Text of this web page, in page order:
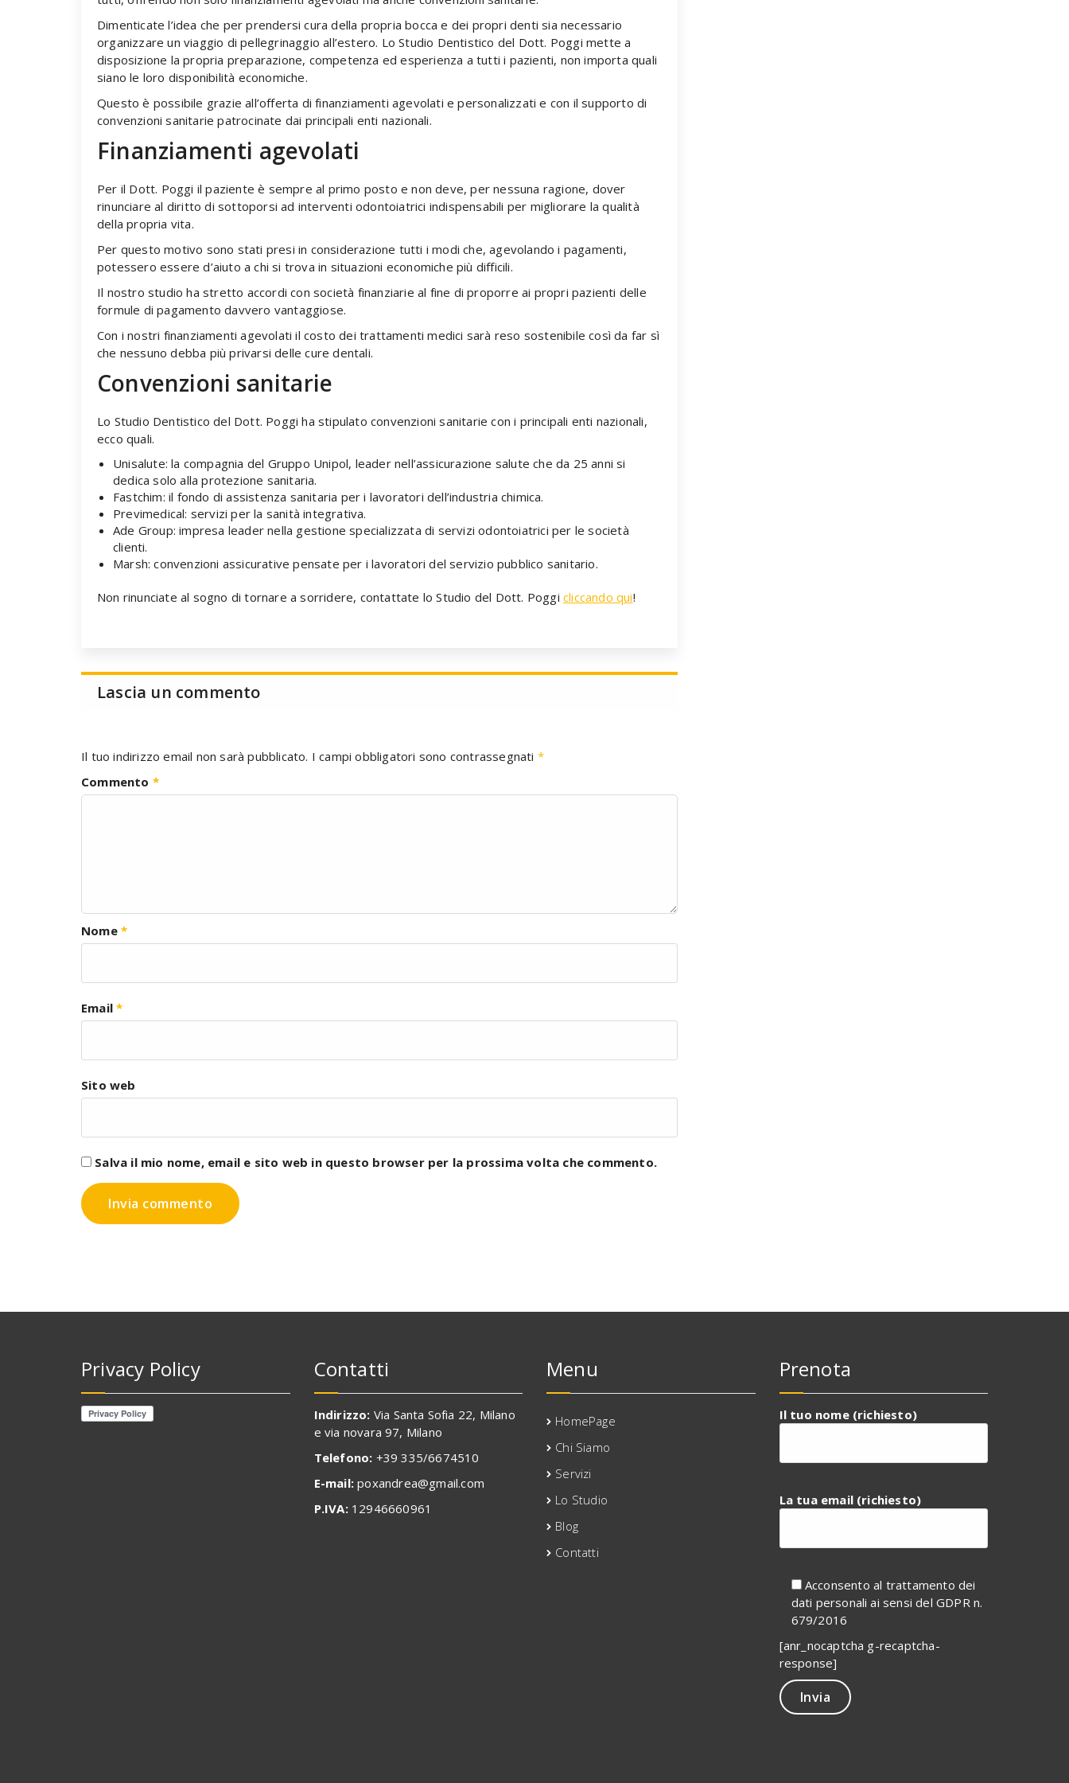
Dimenticate l’idea che per prendersi cura della propria bocca e dei propri denti sia necessario
organizzare un viaggio di pellegrinaggio all’estero. Lo Studio Dentistico del Dott. Poggi mette a
disposizione la propria preparazione, competenza ed esperienza a tutti i pazienti, non importa quali
siano le loro disponibilità economiche.
Questo è possibile grazie all’offerta di finanziamenti agevolati e personalizzati e con il supporto di
convenzioni sanitarie patrocinate dai principali enti nazionali.
Finanziamenti agevolati
Per il Dott. Poggi il paziente è sempre al primo posto e non deve, per nessuna ragione, dover
rinunciare al diritto di sottoporsi ad interventi odontoiatrici indispensabili per migliorare la qualità
della propria vita.
Per questo motivo sono stati presi in considerazione tutti i modi che, agevolando i pagamenti,
potessero essere d’aiuto a chi si trova in situazioni economiche più difficili.
Il nostro studio ha stretto accordi con società finanziarie al fine di proporre ai propri pazienti delle
formule di pagamento davvero vantaggiose.
Con i nostri finanziamenti agevolati il costo dei trattamenti medici sarà reso sostenibile così da far sì
che nessuno debba più privarsi delle cure dentali.
Convenzioni sanitarie
Lo Studio Dentistico del Dott. Poggi ha stipulato convenzioni sanitarie con i principali enti nazionali,
ecco quali.
Unisalute: la compagnia del Gruppo Unipol, leader nell’assicurazione salute che da 25 anni si
dedica solo alla protezione sanitaria.
Fastchim: il fondo di assistenza sanitaria per i lavoratori dell’industria chimica.
Previmedical: servizi per la sanità integrativa.
Ade Group: impresa leader nella gestione specializzata di servizi odontoiatrici per le società
clienti.
Marsh: convenzioni assicurative pensate per i lavoratori del servizio pubblico sanitario.
Non rinunciate al sogno di tornare a sorridere, contattate lo Studio del Dott. Poggicliccando qui!
Lascia un commento
Il tuo indirizzo email non sarà pubblicato. I campi obbligatori sono contrassegnati *
Commento *
Nome *
Email*
Sito web
Salva il mio nome, email e sito web in questo browser per la prossima volta che commento.
Privacy Policy Contatti
Indirizzo: Via Santa Sofia 22, Milano
e via novara 97, Milano
Telefono: +39 335/6674510
E-mail:poxandrea@gmail.com
P.IVA:12946660961
Menu
HomePage
Chi Siamo
Servizi
Lo Studio
Blog
Contatti
Prenota
Il tuo nome (richiesto)
La tua email (richiesto)
Acconsento al trattamento dei
dati personali ai sensi del GDPR n.
679/2016
[anr_nocaptcha g-recaptcha-
response]